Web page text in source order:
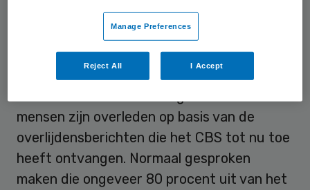
mensen daadwerkelijk zijn overleden aan
Covid-19, is door te kijken hoeveel hoger
dan gebruikelijk het sterftecijfer ligt.
mensen zijn overleden op basis van de
overlijdensberichten die het CBS tot nu toe
heeft ontvangen. Normaal gesproken
maken die ongeveer 80 procent uit van het
Manage Preferences
Reject All I Accept